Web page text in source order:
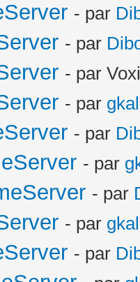
- par
- par
- par
- par
- par
- par
- par
- par
- par